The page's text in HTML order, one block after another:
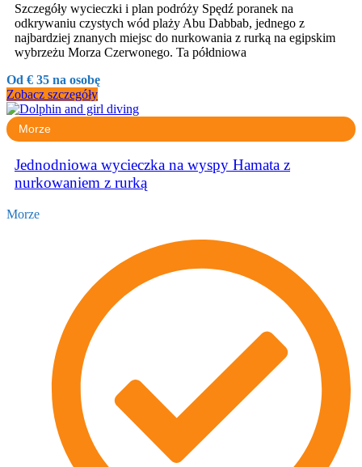
Szczegóły wycieczki i plan podróży Spędź poranek na
odkrywaniu czystych wód plaży Abu Dabbab, jednego z
najbardziej znanych miejsc do nurkowania z rurką na egipskim
wybrzeżu Morza Czerwonego. Ta półdniowa
Od € 35 na osobę
Zobacz szczegóły
Morze
Jednodniowa wycieczka na wyspy Hamata z
nurkowaniem z rurką
Morze